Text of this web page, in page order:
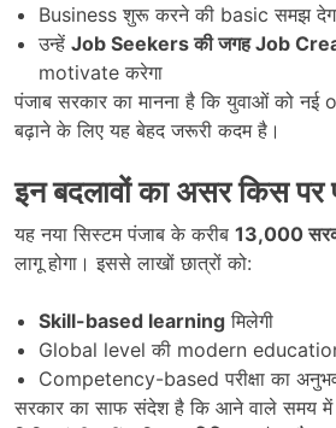
Business शुरू करने की basic समझ
उन्हें Job Seekersकी जगहJob
motivate करेगा
पंजाब सरकार का मानना है कि युवाओं को
बढ़ाने के लिए यह बेहद जरूरी कदम है।
इन बदलावों का असर किस पर
यह नया सिस्टम पंजाब के करीब 13,000
लागू होगा। इससे लाखों छात्रों को:
Skill-based learning मिलेगी
Global level की modern
Competency-based परीक्षा का
सरकार का साफ संदेश है कि आने वाले समय में